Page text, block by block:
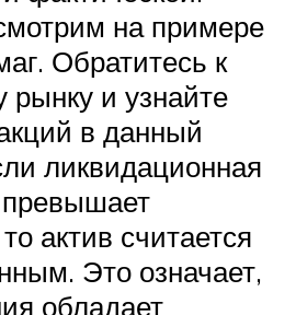
на примере
Обратитесь к
и узнайте
в данный
ликвидационная
актив считается
Это означает,
обладает